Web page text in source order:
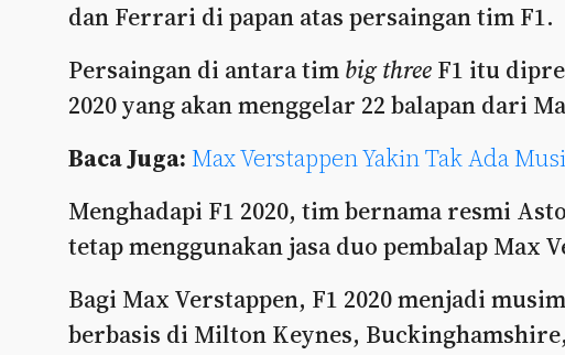
dan Ferrari di papan atas persaingan tim F1.
Persaingan di antara tim big three F1 itu
2020 yang akan menggelar 22 balapan dari
Baca Juga: Max Verstappen Yakin Tak Ada
Menghadapi F1 2020, tim bernama resmi
tetap menggunakan jasa duo pembalap Max
Bagi Max Verstappen, F1 2020 menjadi
berbasis di Milton Keynes,